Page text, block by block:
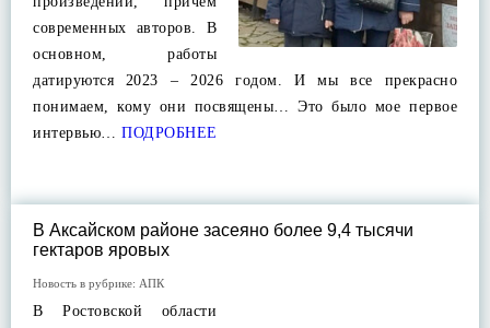
современных авторов. В
основном, работы
датируются 2023 – 2026 годом. И мы все прекрасно
понимаем, кому они посвящены… Это было мое первое
интервью… ПОДРОБНЕЕ
В Аксайском районе засеяно более 9,4 тысячи
гектаров яровых
Новость в рубрике: АПК
В Ростовской области